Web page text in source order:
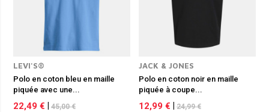
LEVI'S®
Polo en coton bleu en maille
piquée avec une...
22,49 € 45,00 €
JACK & JONES
Polo en coton noir en maille
piquée à coupe...
12,99 € 24,99 €